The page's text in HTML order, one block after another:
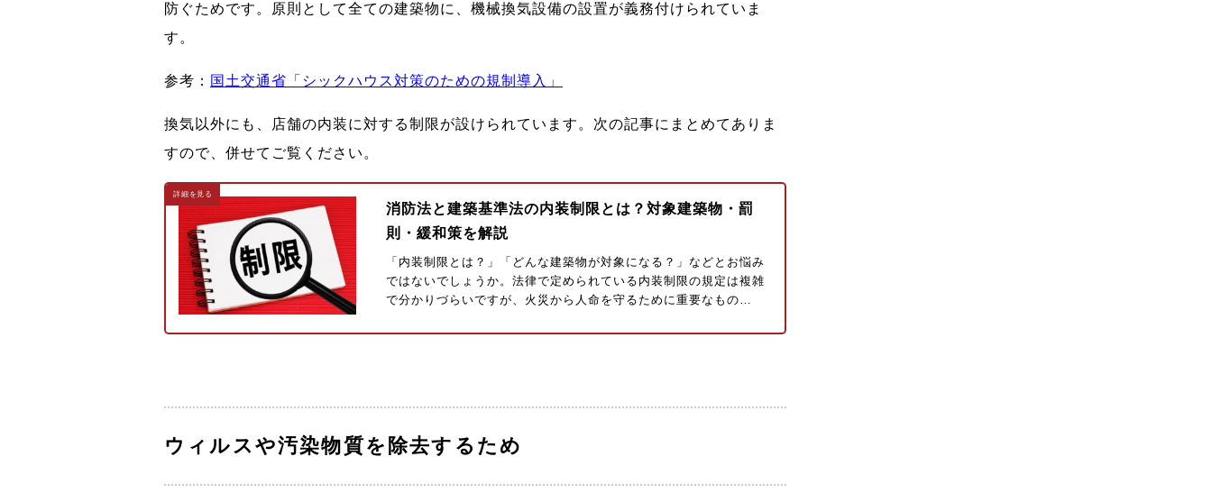
防ぐためです。原則として全ての建築物に、機械換気設備の設置が義務付けられていま
す。
参考： 国土交通省「シックハウス対策のための規制導入」
換気以外にも、店舗の内装に対する制限が設けられています。次の記事にまとめてありま
すので、併せてご覧ください。
消防法と建築基準法の内装制限とは？対象建築物・罰
則・緩和策を解説
「内装制限とは？」「どんな建築物が対象になる？」などとお悩み
ではないでしょうか。法律で定められている内装制限の規定は複雑
で分かりづらいですが、火災から人命を守るために重要なもの…
ウィルスや汚染物質を除去するため